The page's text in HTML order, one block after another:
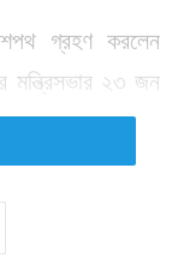
শপথ গ্রহণ করলেন
মন্ত্রিসভার ২৩ জন
এন এন ভোরা।
মুখ্যমন্ত্রী। গত ৭
সঈদের মৃত্যু হয়।
থেকেই পিডিপি ও